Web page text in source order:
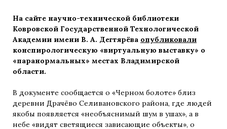
На сайте научно-технической библиотеки
Ковровской Государственной Технологической
Академии имени В. А. Дегтярёва опубликовали
конспирологическую «виртуальную выставку» о
«паранормальных» местах Владимирской
области.
В документе сообщается о «Черном болоте» близ
деревни Драчёво Селивановского района, где людей
якобы появляется «необъяснимый шум в ушах», а в
небе «видят светящиеся зависающие объекты», о